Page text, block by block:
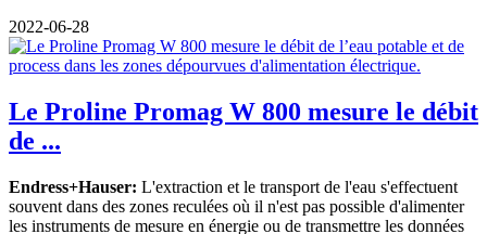
2022-06-28
Le Proline Promag W 800 mesure le débit
de ...
Endress+Hauser: L'extraction et le transport de l'eau s'effectuent
souvent dans des zones reculées où il n'est pas possible d'alimenter
les instruments de mesure en énergie ou de transmettre les données